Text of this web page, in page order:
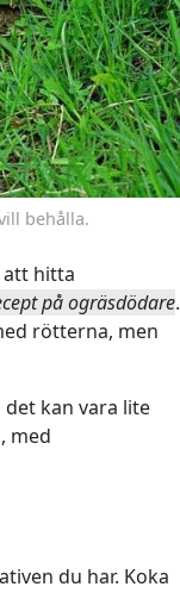
behålla.
att hitta
på ogräsdödare.
rötterna, men
kan vara lite
med
du har. Koka